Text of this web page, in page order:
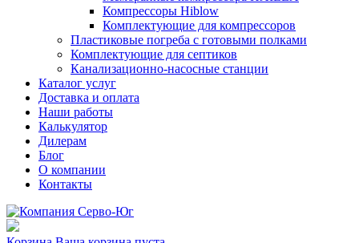
Компрессоры Hiblow
Комплектующие для компрессоров
Пластиковые погреба с готовыми полками
Комплектующие для септиков
Канализационно-насосные станции
Каталог услуг
Доставка и оплата
Наши работы
Калькулятор
Дилерам
Блог
О компании
Контакты